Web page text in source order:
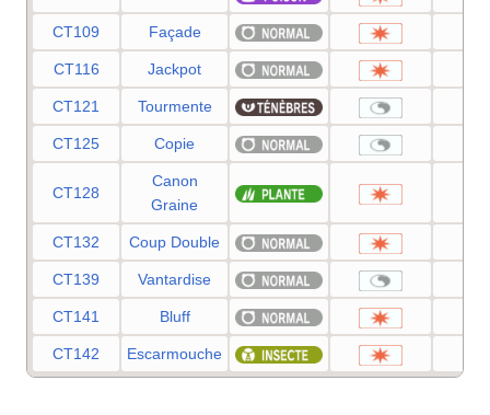
CT109 Façade
CT116 Jackpot
CT121 Tourmente
CT125 Copie
CT128
Canon
Graine
CT132 Coup Double
CT139 Vantardise
CT141 Bluff
CT142 Escarmouche